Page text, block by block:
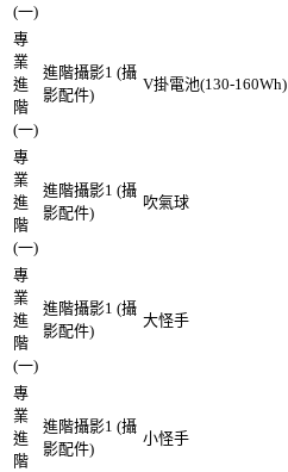
(一)
專
業
進
階
(一)
進階攝影1 (攝
影配件)
V掛電池(130-160Wh)
專
業
進
階
(一)
進階攝影1 (攝
影配件)
吹氣球
專
業
進
階
(一)
進階攝影1 (攝
影配件)
大怪手
專
業
進
階
進階攝影1 (攝
影配件)
小怪手